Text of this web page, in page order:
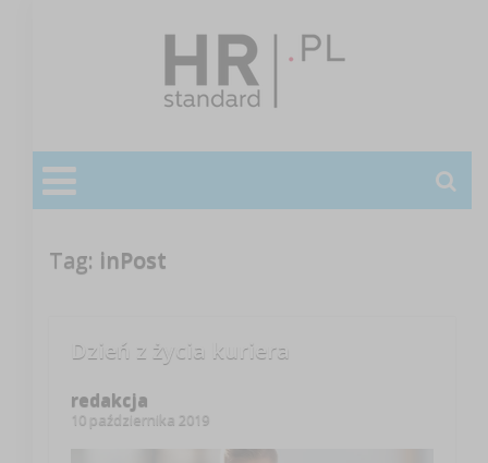
Tag: inPost
Dzień z życia kuriera
redakcja
10 października 2019